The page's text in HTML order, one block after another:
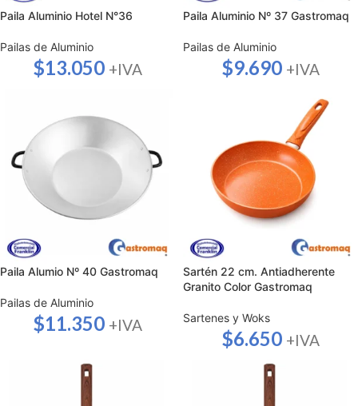
Paila Aluminio Hotel N°36
Pailas de Aluminio
$13.050 +IVA
Paila Aluminio Nº 37 Gastromaq
Pailas de Aluminio
$9.690 +IVA
Paila Alumio Nº 40 Gastromaq
Pailas de Aluminio
$11.350 +IVA
Sartén 22 cm. Antiadherente
Granito Color Gastromaq
Sartenes y Woks
$6.650 +IVA